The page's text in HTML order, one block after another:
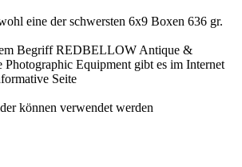
eine der schwersten 6x9 Boxen 636 gr.
Begriff REDBELLOW Antique &
Photographic Equipment gibt es im Internet
Seite
können verwendet werden